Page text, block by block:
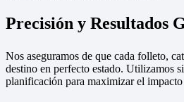
Precisión y Resultados
Nos aseguramos de que cada folleto,
destino en perfecto estado. Utilizamos
planificación para maximizar el impacto